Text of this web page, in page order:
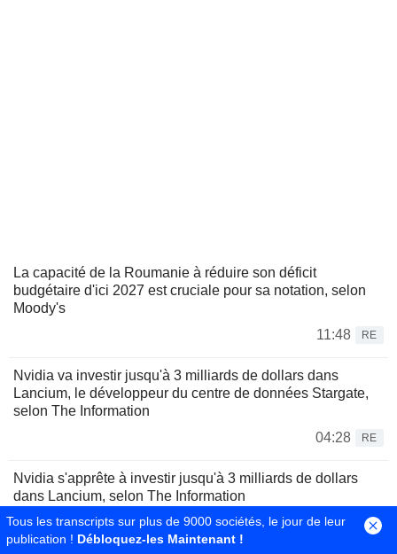
La capacité de la Roumanie à réduire son déficit
budgétaire d'ici 2027 est cruciale pour sa notation, selon
Moody's
11:48
RE
Nvidia va investir jusqu'à 3 milliards de dollars dans
Lancium, le développeur du centre de données Stargate,
selon The Information
04:28
RE
Nvidia s'apprête à investir jusqu'à 3 milliards de dollars
dans Lancium, selon The Information
03:43
RE
Tous les transcripts sur plus de 9000 sociétés, le jour de leur
publication ! Débloquez-les Maintenant !